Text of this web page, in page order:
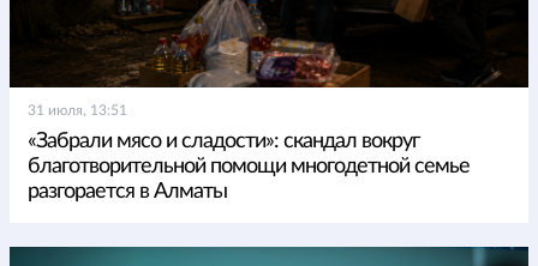
31 июля, 13:51
«Забрали мясо и сладости»: скандал вокруг
благотворительной помощи многодетной семье
разгорается в Алматы